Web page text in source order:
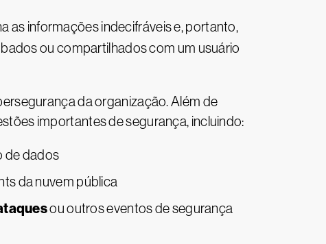
as informações indecifráveis e, portanto,
ou compartilhados com um usuário
da organização. Além de
importantes de segurança, incluindo:
de dados
da nuvem pública
ou outros eventos de segurança